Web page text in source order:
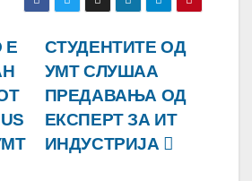
СТУДЕНТИТЕ ОД
УМТ СЛУШАА
ПРЕДАВАЊА ОД
ЕКСПЕРТ ЗА ИТ
ИНДУСТРИЈА
Е